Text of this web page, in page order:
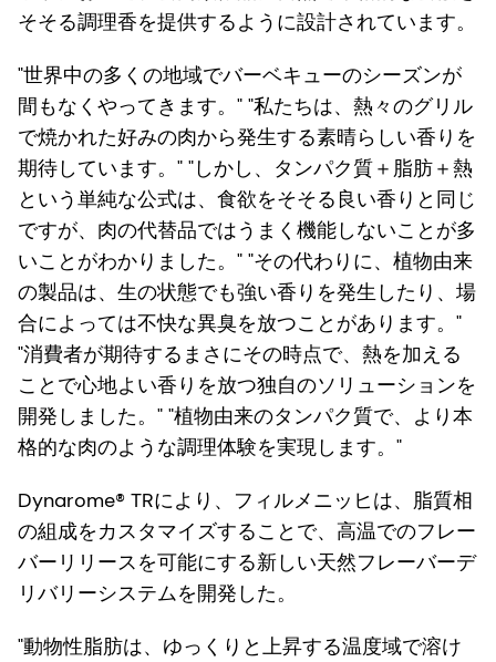
そそる調理香を提供するように設計されています。
"世界中の多くの地域でバーベキューのシーズンが
間もなくやってきます。" "私たちは、熱々のグリル
で焼かれた好みの肉から発生する素晴らしい香りを
期待しています。" "しかし、タンパク質＋脂肪＋熱
という単純な公式は、食欲をそそる良い香りと同じ
ですが、肉の代替品ではうまく機能しないことが多
いことがわかりました。" "その代わりに、植物由来
の製品は、生の状態でも強い香りを発生したり、場
合によっては不快な異臭を放つことがあります。"
"消費者が期待するまさにその時点で、熱を加える
ことで心地よい香りを放つ独自のソリューションを
開発しました。" "植物由来のタンパク質で、より本
格的な肉のような調理体験を実現します。"
Dynarome® TRにより、フィルメニッヒは、脂質相
の組成をカスタマイズすることで、高温でのフレー
バーリリースを可能にする新しい天然フレーバーデ
リバリーシステムを開発した。
"動物性脂肪は、ゆっくりと上昇する温度域で溶け